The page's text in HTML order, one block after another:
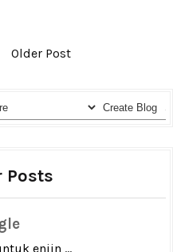
Older Post
Posts
enjin ...